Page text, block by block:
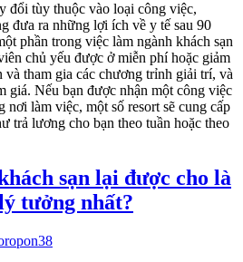
đổi tùy thuộc vào loại công việc,
đưa ra những lợi ích về y tế sau 90
phần trong việc làm ngành khách sạn
chủ yếu được ở miễn phí hoặc giảm
tham gia các chương trỉnh giải trí, và
giá. Nếu bạn được nhận một công việc
nơi làm việc, một số resort sẽ cung cấp
trả lương cho bạn theo tuần hoặc theo
sạn lại được cho là
tưởng nhất?